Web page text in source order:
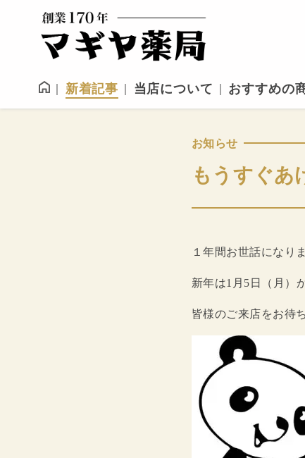
新着記事 当店について おすすめの
もうすぐあ
お知らせ
１年間お世話になり
新年は1月5日（月）
皆様のご来店をお待